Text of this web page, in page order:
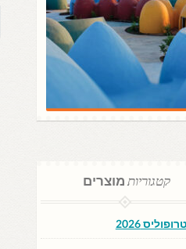
קטגוריותמוצרים
2026